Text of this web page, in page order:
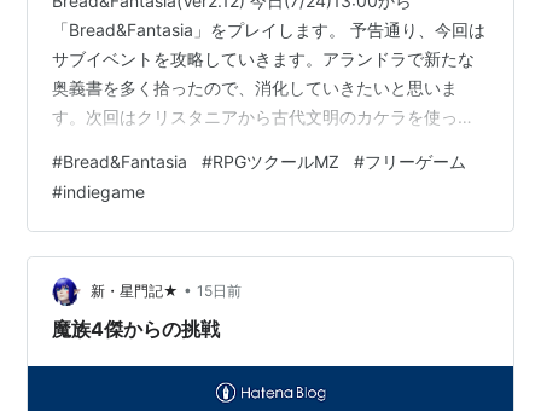
「Bread&Fantasia」をプレイします。 予告通り、今回は
サブイベントを攻略していきます。アランドラで新たな
奥義書を多く拾ったので、消化していきたいと思いま
す。次回はクリスタニアから古代文明のカケラを使って
#Bread&Fantasia #RPGツクールMZ #フリーゲーム
#indiegame
新・星門記★ • 15日前
魔族4傑からの挑戦